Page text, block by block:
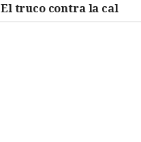
El truco contra la cal